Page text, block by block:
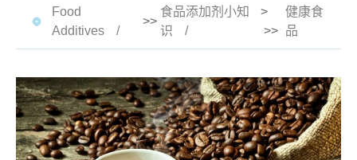
Food
Additives
>>
食品添加剂小知
识
>
>>
健康食
品